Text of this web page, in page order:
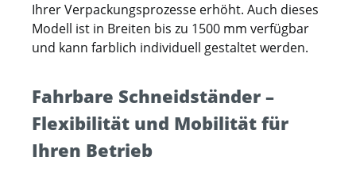
Ihrer Verpackungsprozesse erhöht. Auch dieses
Modell ist in Breiten bis zu 1500 mm verfügbar
und kann farblich individuell gestaltet werden.
Fahrbare Schneidständer –
Flexibilität und Mobilität für
Ihren Betrieb